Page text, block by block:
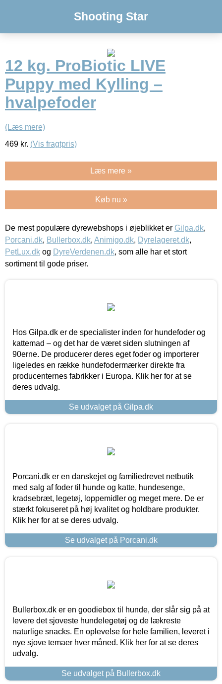
Shooting Star
12 kg. ProBiotic LIVE
Puppy med Kylling –
hvalpefoder
(Læs mere)
469 kr. (Vis fragtpris)
Læs mere »
Køb nu »
De mest populære dyrewebshops i øjeblikket er Gilpa.dk,
Porcani.dk, Bullerbox.dk, Animigo.dk, Dyrelageret.dk,
PetLux.dk og DyreVerdenen.dk, som alle har et stort
sortiment til gode priser.
Hos Gilpa.dk er de specialister inden for hundefoder og
kattemad – og det har de været siden slutningen af
90erne. De producerer deres eget foder og importerer
ligeledes en række hundefodermærker direkte fra
producenternes fabrikker i Europa. Klik her for at se
deres udvalg.
Se udvalget på Gilpa.dk
Porcani.dk er en danskejet og familiedrevet netbutik
med salg af foder til hunde og katte, hundesenge,
kradsebræt, legetøj, loppemidler og meget mere. De er
stærkt fokuseret på høj kvalitet og holdbare produkter.
Klik her for at se deres udvalg.
Se udvalget på Porcani.dk
Bullerbox.dk er en goodiebox til hunde, der slår sig på at
levere det sjoveste hundelegetøj og de lækreste
naturlige snacks. En oplevelse for hele familien, leveret i
nye sjove temaer hver måned. Klik her for at se deres
udvalg.
Se udvalget på Bullerbox.dk